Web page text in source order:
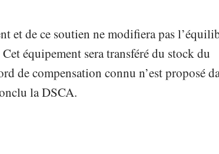
et de ce soutien ne modifiera pas
équipement sera transféré du stock du
de compensation connu n’est proposé
la DSCA.